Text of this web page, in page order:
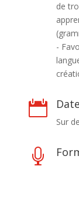
de
-

Sur
